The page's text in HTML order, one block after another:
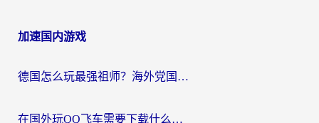
加速国内游戏
德国怎么玩最强祖师？海外党国服游戏加速器选择全攻略（附宝可梦Online实测）
在国外玩QQ飞车需要下载什么加速器呢？海外党亲测有效的国服游戏加速指南